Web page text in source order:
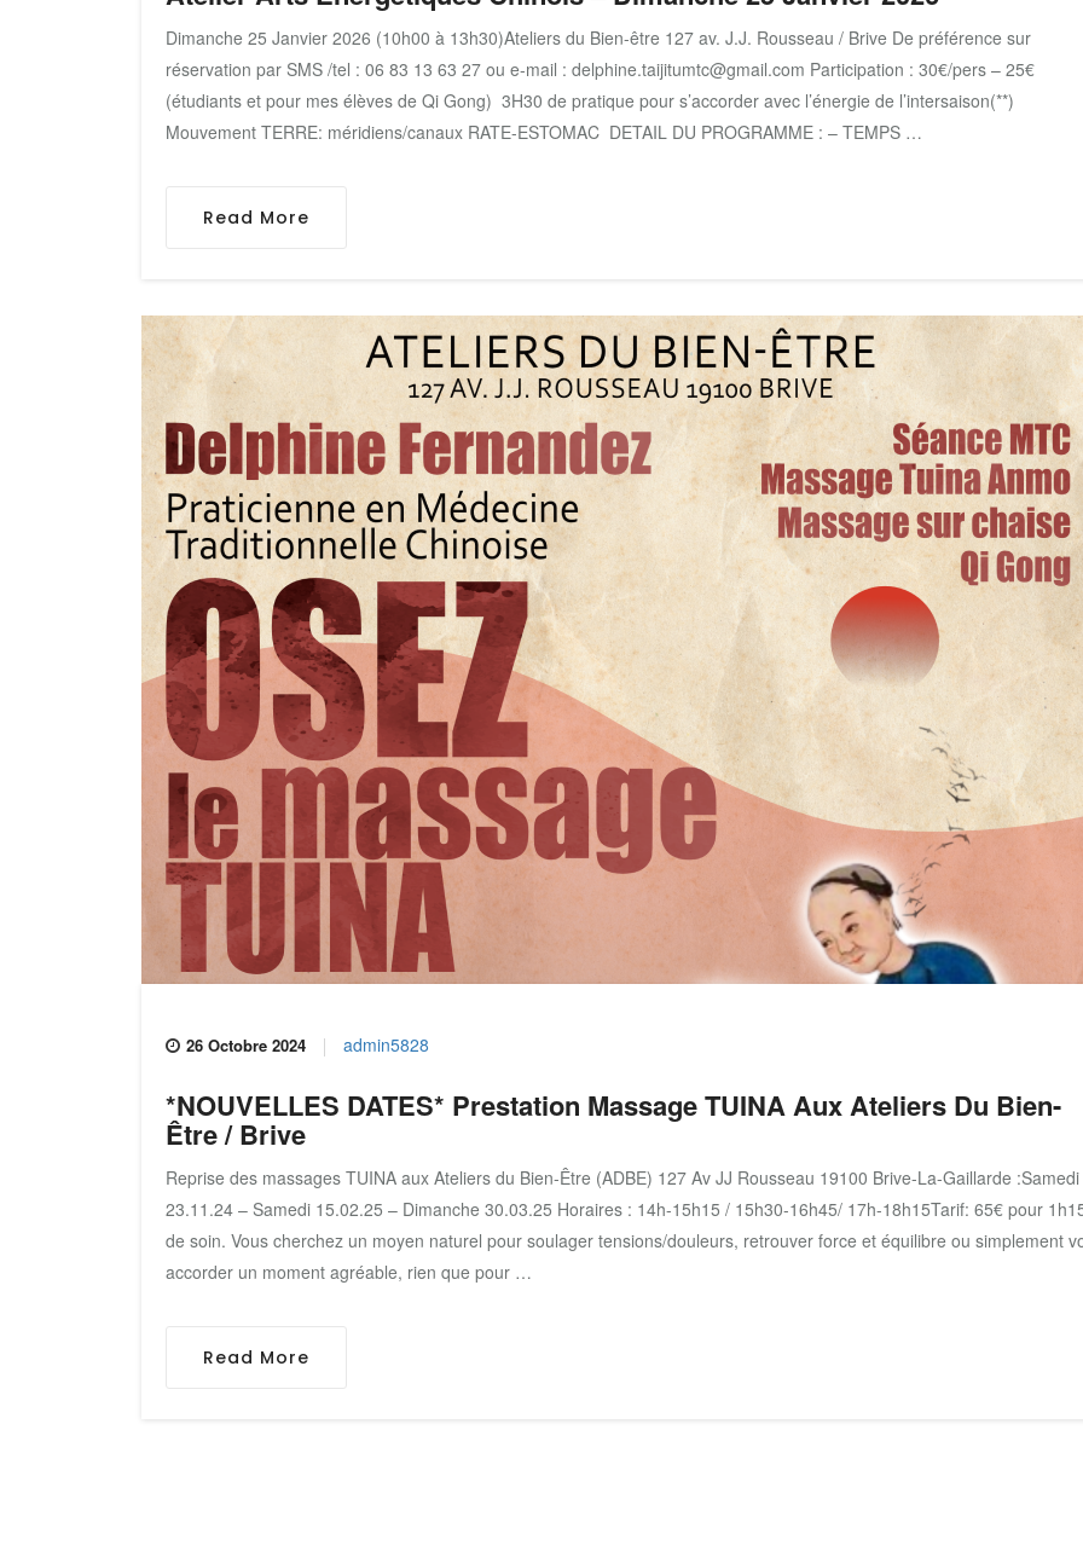
Dimanche 25 Janvier 2026 (10h00 à 13h30)Ateliers du Bien-être 127 av. J.J. Rousseau / Brive De préférence sur
réservation par SMS /tel : 06 83 13 63 27 ou e-mail : delphine.taijitumtc@gmail.com Participation : 30€/pers – 25€
(étudiants et pour mes élèves de Qi Gong) 3H30 de pratique pour s’accorder avec l’énergie de l’intersaison(**)
Mouvement TERRE: méridiens/canaux RATE-ESTOMAC DETAIL DU PROGRAMME : – TEMPS …
Read More
26 Octobre 2024 admin5828
*NOUVELLES DATES* Prestation Massage TUINA Aux Ateliers Du Bien-
Être / Brive
Reprise des massages TUINA aux Ateliers du Bien-Être (ADBE) 127 Av JJ Rousseau 19100 Brive-La-Gaillarde :Samedi
23.11.24 – Samedi 15.02.25 – Dimanche 30.03.25 Horaires : 14h-15h15 / 15h30-16h45/ 17h-18h15Tarif: 65€ pour
de soin. Vous cherchez un moyen naturel pour soulager tensions/douleurs, retrouver force et équilibre ou simplement
accorder un moment agréable, rien que pour …
Read More